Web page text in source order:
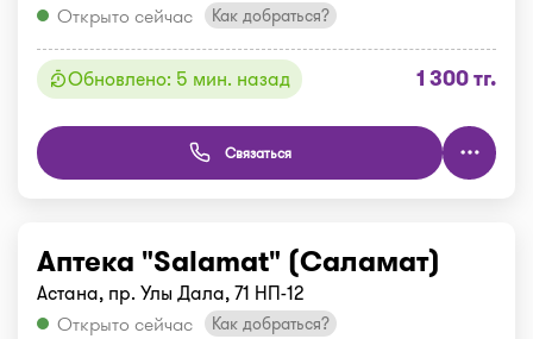
Открыто сейчас
Как добраться?
Обновлено: 5 мин. назад 1 300 тг.
Связаться
Аптека "Salamat" (Саламат)
Астана, пр. Улы Дала, 71 НП-12
Открыто сейчас
Как добраться?